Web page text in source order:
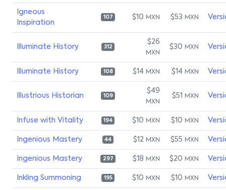
Igneous
Inspiration
107 $10 MXN $53 MXN
Illuminate History 312
$26
MXN
$30 MXN
Illuminate History 108 $14 MXN $14 MXN
Illustrious Historian 109
$49
MXN
$51 MXN
Infuse with Vitality 194 $10 MXN $10 MXN
Ingenious Mastery 44 $12 MXN $55 MXN
Ingenious Mastery 297 $18 MXN $20 MXN
Inkling Summoning 195 $10 MXN $10 MXN